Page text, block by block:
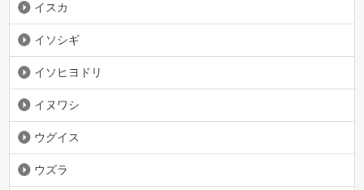
イスカ
イソシギ
イソヒヨドリ
イヌワシ
ウグイス
ウズラ